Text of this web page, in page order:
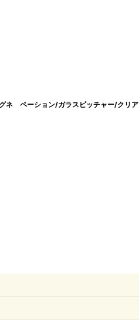
ネ ペーション/ガラスピッチャー/クリア